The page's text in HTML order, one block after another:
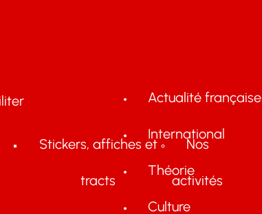
Stickers, affiches et
tracts
Nos
activités
Actualité française
International
Théorie
Culture